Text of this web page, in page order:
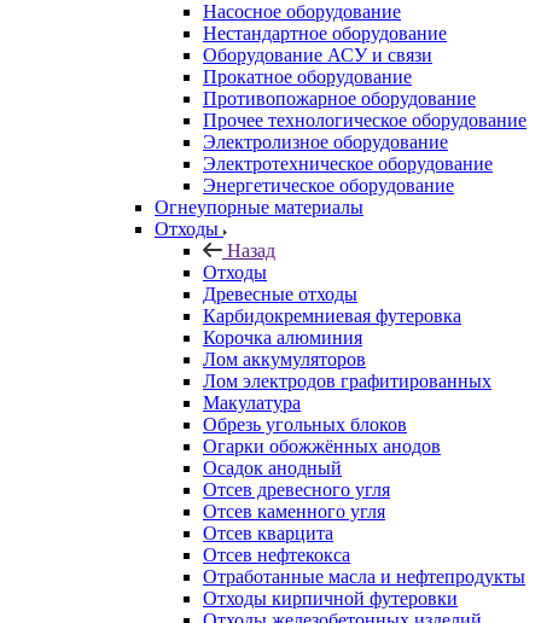
Насосное оборудование
Нестандартное оборудование
Оборудование АСУ и связи
Прокатное оборудование
Противопожарное оборудование
Прочее технологическое оборудование
Электролизное оборудование
Электротехническое оборудование
Энергетическое оборудование
Огнеупорные материалы
Отходы
Назад
Отходы
Древесные отходы
Карбидокремниевая футеровка
Корочка алюминия
Лом аккумуляторов
Лом электродов графитированных
Макулатура
Обрезь угольных блоков
Огарки обожжённых анодов
Осадок анодный
Отсев древесного угля
Отсев каменного угля
Отсев кварцита
Отсев нефтекокса
Отработанные масла и нефтепродукты
Отходы кирпичной футеровки